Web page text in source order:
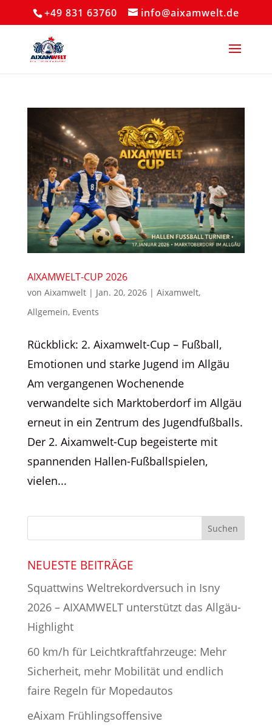
+49 831 63760 info@aixamwelt.de
AIXAMWELT-CUP 2026
von Aixamwelt| Jan. 20, 2026| Aixamwelt,
Allgemein, Events
Rückblick: 2. Aixamwelt-Cup – Fußball,
Emotionen und starke Jugend im Allgäu
Am vergangenen Wochenende
verwandelte sich Marktoberdorf im Allgäu
erneut in ein Zentrum des Jugendfußballs.
Der 2. Aixamwelt-Cup begeisterte mit
spannenden Hallen-Fußballspielen,
vielen...
NEUESTE BEITRÄGE
Squattwins Weltrekordversuch in Isny
2026 – AIXAMWELT unterstützt das Allgäu-
Highlight
60 km/h für Leichtkraftfahrzeuge: Mehr
Sicherheit, mehr Mobilität und endlich
faire Regeln für Mopedautos
eAixam Frühlingsoffensive